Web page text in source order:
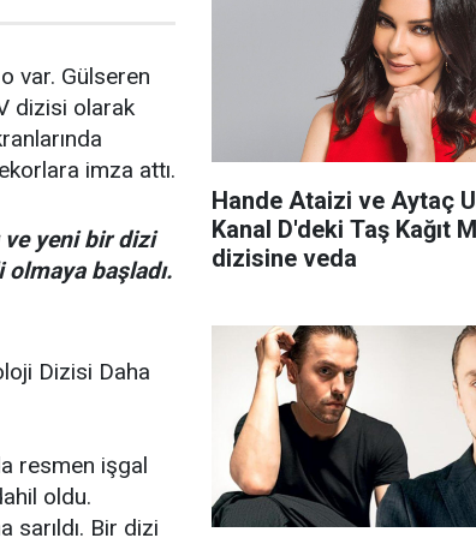
var. Gülseren
dizisi olarak
imza attı.
ve yeni bir dizi
başladı.
Dizisi Daha
resmen işgal
oldu.
sarıldı. Bir dizi
Hande Ataizi ve Aytaç
Kanal D'deki Taş Kağıt
dizisine veda